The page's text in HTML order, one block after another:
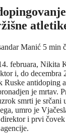
Manić 5 min
februara, Nikita
i, do decembra
Ruske antidoping
je mrtav.
smrti je srčani
umro je
i prvi